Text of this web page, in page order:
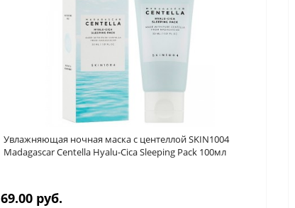
Увлажняющая ночная маска с центеллой SKIN1004
Madagascar Centella Hyalu-Cica Sleeping Pack 100мл
69.00 руб.